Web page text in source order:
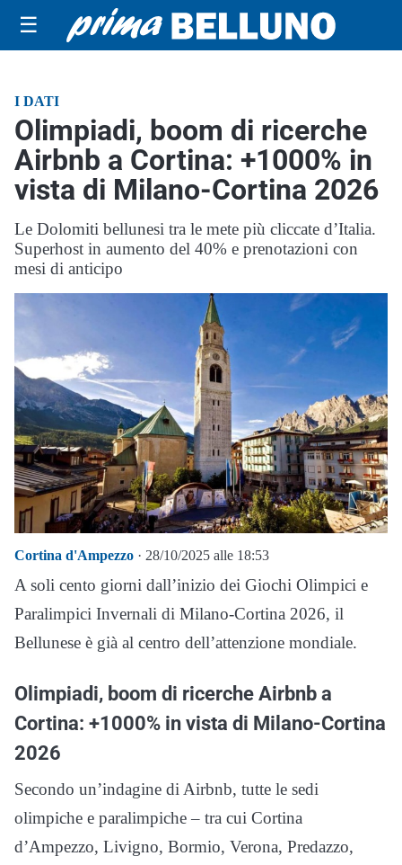
☰
I DATI
Olimpiadi, boom di ricerche
Airbnb a Cortina: +1000% in
vista di Milano-Cortina 2026
Le Dolomiti bellunesi tra le mete più cliccate d’Italia.
Superhost in aumento del 40% e prenotazioni con
mesi di anticipo
Cortina d'Ampezzo · 28/10/2025 alle 18:53
A soli cento giorni dall’inizio dei Giochi Olimpici e
Paralimpici Invernali di Milano-Cortina 2026, il
Bellunese è già al centro dell’attenzione mondiale.
Olimpiadi, boom di ricerche Airbnb a
Cortina: +1000% in vista di Milano-Cortina
2026
Secondo un’indagine di Airbnb, tutte le sedi
olimpiche e paralimpiche – tra cui Cortina
d’Ampezzo, Livigno, Bormio, Verona, Predazzo,